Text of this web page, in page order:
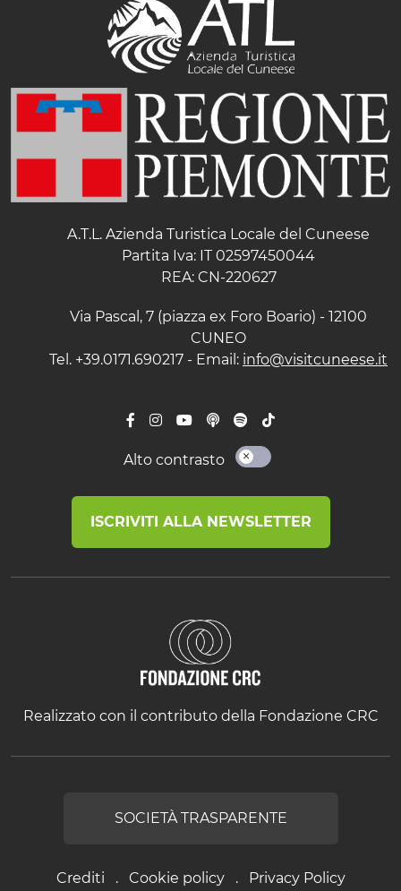
A.T.L. Azienda Turistica Locale del Cuneese
Partita Iva: IT 02597450044
REA: CN-220627
Via Pascal, 7 (piazza ex Foro Boario) - 12100
CUNEO
Tel. +39.0171.690217 - Email: info@visitcuneese.it
Alto contrasto
ISCRIVITI ALLA NEWSLETTER
Realizzato con il contributo della Fondazione CRC
Crediti Cookie policy Privacy Policy
SOCIETÀ TRASPARENTE